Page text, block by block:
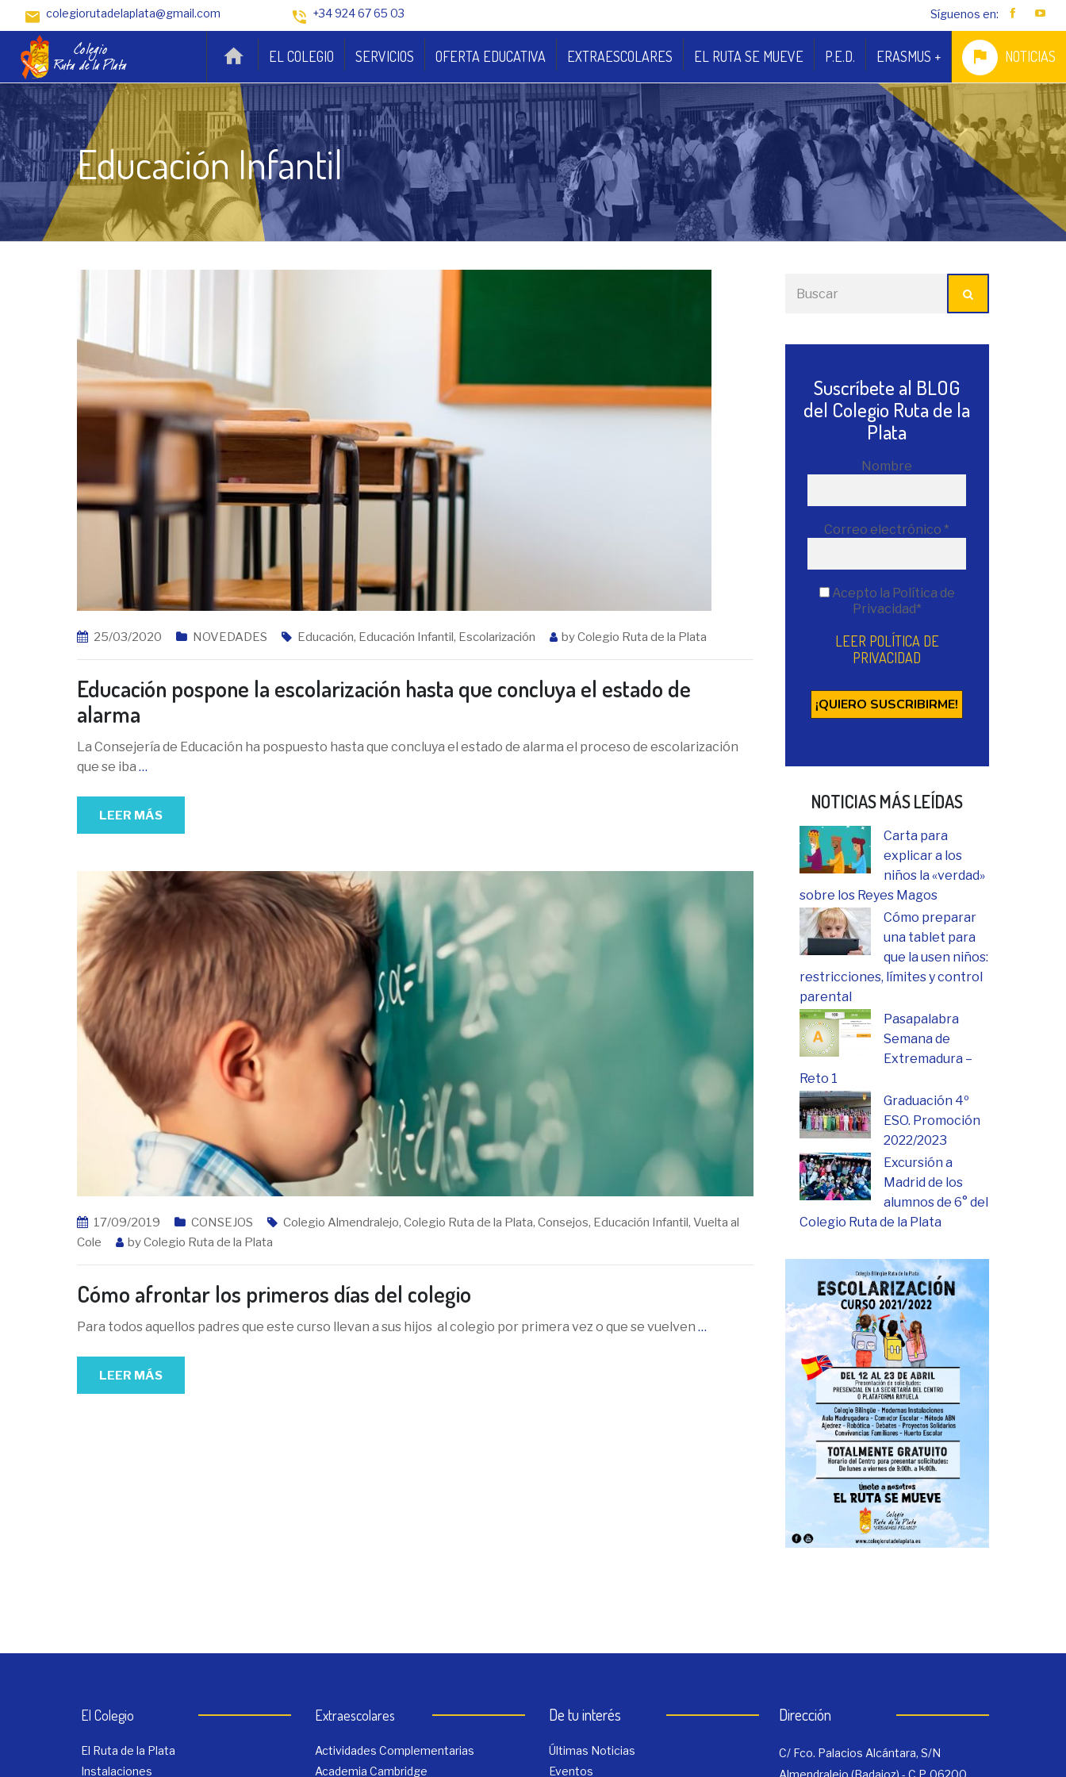
colegiorutadelaplata@gmail.com +34 924 67 65 03 Síguenos en:
EL COLEGIO SERVICIOS OFERTA EDUCATIVA EXTRAESCOLARES EL RUTA SE MUEVE P.E.D. ERASMUS + NOTICIAS
Educación Infantil
25/03/2020 NOVEDADES Educación, Educación Infantil, Escolarización byColegio Ruta de la Plata
Educación pospone la escolarización hasta que concluya el estado de
alarma
La Consejería de Educación ha pospuesto hasta que concluya el estado de alarma el proceso de escolarización
que se iba …
LEER MÁS
17/09/2019 CONSEJOS Colegio Almendralejo, Colegio Ruta de la Plata, Consejos, Educación Infantil, Vuelta al
Cole
byColegio Ruta de la Plata
Cómo afrontar los primeros días del colegio
Para todos aquellos padres que este curso llevan a sus hijos al colegio por primera vez o que se vuelven …
LEER MÁS
Suscríbete al BLOG
del Colegio Ruta de la
Plata
Nombre
Correo electrónico *
Acepto la Política de
Privacidad*
LEER POLÍTICA DE
PRIVACIDAD
NOTICIAS MÁS LEÍDAS
Carta para
explicar a los
niños la «verdad»
sobre los Reyes Magos
Cómo preparar
una tablet para
que la usen niños:
restricciones, límites y control
parental
Pasapalabra
Semana de
Extremadura –
Reto 1
Graduación 4º
ESO. Promoción
2022/2023
Excursión a
Madrid de los
alumnos de 6° del
Colegio Ruta de la Plata
El Colegio
El Ruta de la Plata
Instalaciones
Extraescolares
Actividades Complementarias
Academia Cambridge
De tu interés
Últimas Noticias
Eventos
Dirección
C/ Fco. Palacios Alcántara, S/N